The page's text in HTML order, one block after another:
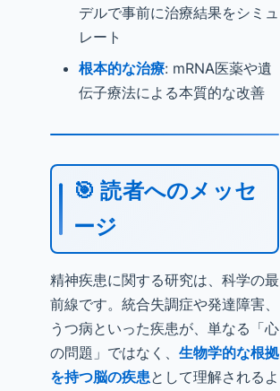
デルで事前に治療結果をシミュ
レート
根本的な治療: mRNA医薬や遺
伝子療法による本質的な改善
🎯 読者へのメッセ
ージ
精神疾患に関する研究は、科学の最
前線です。統合失調症や発達障害、
うつ病といった疾患が、単なる「心
の問題」ではなく、 生物学的な根拠
を持つ脳の疾患として理解されるよ